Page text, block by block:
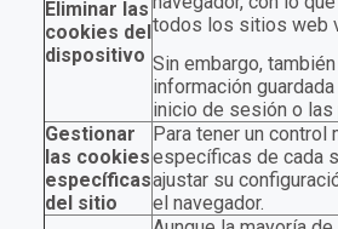
Eliminar las
cookies del
dispositivo
todos los sitios web
Sin embargo,
información
inicio de sesión o
Gestionar
las cookies
específicas
del sitio
Para tener un
específicas de cada
ajustar su
el navegador.